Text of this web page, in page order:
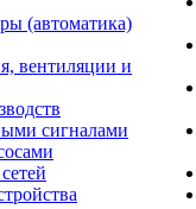
(автоматика)
вентиляции и
сигналами